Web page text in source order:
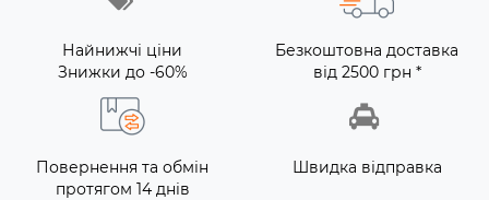
Найнижчі ціни
Знижки до -60%
Безкоштовна доставка
від 2500 грн *
Повернення та обмін
протягом 14 днів
Швидка відправка